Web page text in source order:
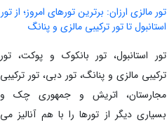
تور مالزی ارزان: برترین تورهای امروز؛ از تور
استانبول تا تور ترکیبی مالزی و پنانگ
تور استانبول، تور بانکوک و پوکت، تور
ترکیبی مالزی و پنانگ، تور دبی، تور ترکیبی
مجارستان، اتریش و جمهوری چک و
بسیاری دیگر از تورها را با هم آنالیز می